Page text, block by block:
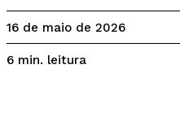
16 de maio de 2026
6 min. leitura